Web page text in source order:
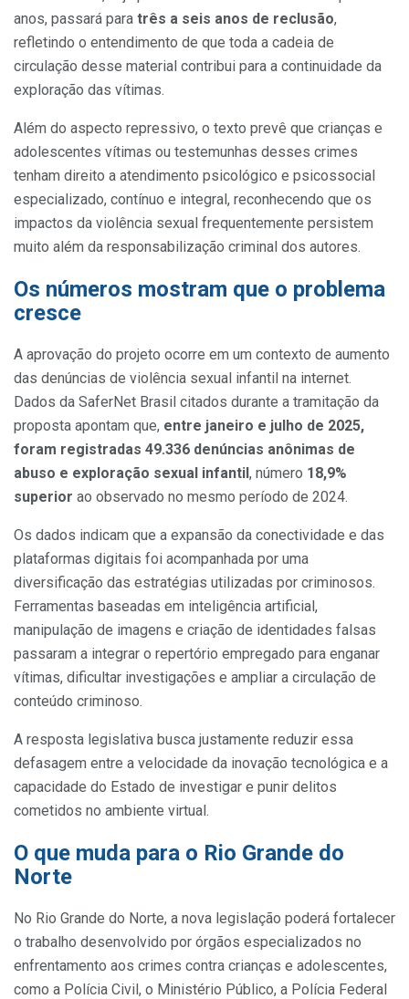
anos, passará para três a seis anos de reclusão,
refletindo o entendimento de que toda a cadeia de
circulação desse material contribui para a continuidade da
exploração das vítimas.
Além do aspecto repressivo, o texto prevê que crianças e
adolescentes vítimas ou testemunhas desses crimes
tenham direito a atendimento psicológico e psicossocial
especializado, contínuo e integral, reconhecendo que os
impactos da violência sexual frequentemente persistem
muito além da responsabilização criminal dos autores.
Os números mostram que o problema
cresce
A aprovação do projeto ocorre em um contexto de aumento
das denúncias de violência sexual infantil na internet.
Dados da SaferNet Brasil citados durante a tramitação da
proposta apontam que, entre janeiro e julho de 2025,
foram registradas 49.336 denúncias anônimas de
abuso e exploração sexual infantil, número 18,9%
superior ao observado no mesmo período de 2024.
Os dados indicam que a expansão da conectividade e das
plataformas digitais foi acompanhada por uma
diversificação das estratégias utilizadas por criminosos.
Ferramentas baseadas em inteligência artificial,
manipulação de imagens e criação de identidades falsas
passaram a integrar o repertório empregado para enganar
vítimas, dificultar investigações e ampliar a circulação de
conteúdo criminoso.
A resposta legislativa busca justamente reduzir essa
defasagem entre a velocidade da inovação tecnológica e a
capacidade do Estado de investigar e punir delitos
cometidos no ambiente virtual.
O que muda para o Rio Grande do
Norte
No Rio Grande do Norte, a nova legislação poderá fortalecer
o trabalho desenvolvido por órgãos especializados no
enfrentamento aos crimes contra crianças e adolescentes,
como a Polícia Civil, o Ministério Público, a Polícia Federal